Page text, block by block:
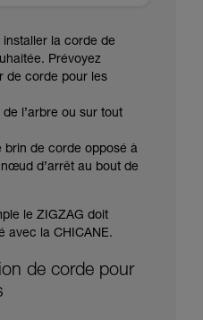
la corde de
Prévoyez
de corde pour les
l’arbre ou sur tout
brin de corde opposé à
d’arrêt au bout de
le ZIGZAG doit
avec la CHICANE.
de corde pour